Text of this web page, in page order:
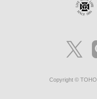
Copyright ©